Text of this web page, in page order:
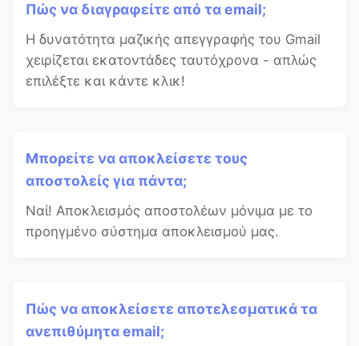
Πώς να διαγραφείτε από τα email;
Η δυνατότητα μαζικής απεγγραφής του Gmail
χειρίζεται εκατοντάδες ταυτόχρονα - απλώς
επιλέξτε και κάντε κλικ!
Μπορείτε να αποκλείσετε τους
αποστολείς για πάντα;
Ναί! Αποκλεισμός αποστολέων μόνιμα με το
προηγμένο σύστημα αποκλεισμού μας.
Πώς να αποκλείσετε αποτελεσματικά τα
ανεπιθύμητα email;